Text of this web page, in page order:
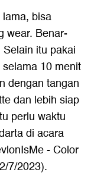
bisa
wear. Benar-
itu pakai
10 menit
dengan tangan
dan lebih siap
perlu waktu
di acara
- Color
7/2023).